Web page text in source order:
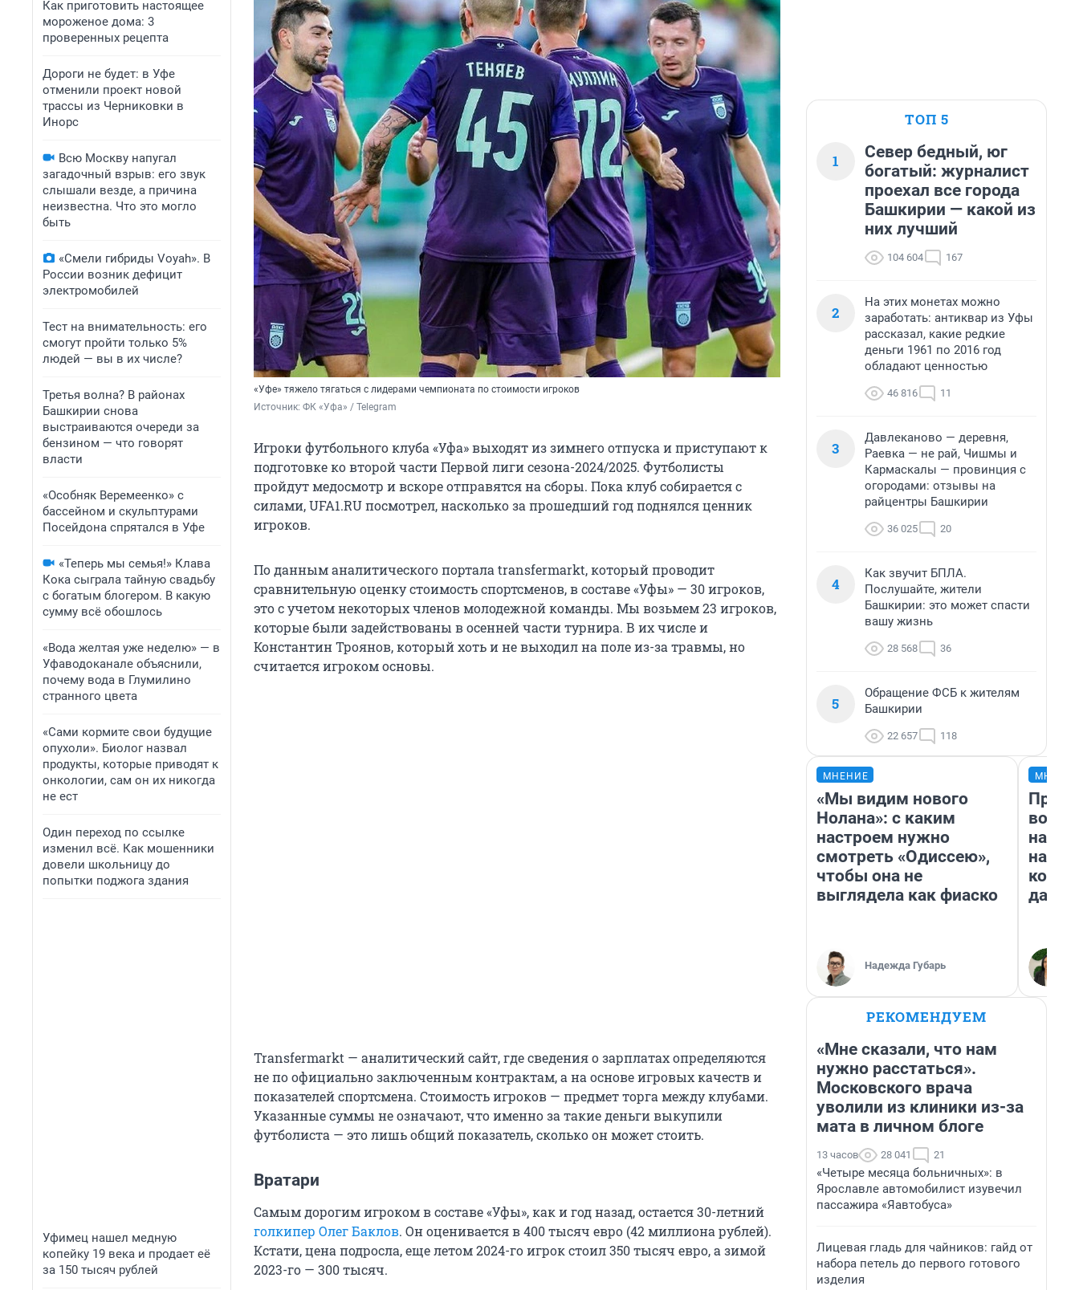
Как приготовить настоящее
мороженое дома: 3
проверенных рецепта
Дороги не будет: в Уфе
отменили проект новой
трассы из Черниковки в
Инорс
Всю Москву напугал
загадочный взрыв: его звук
слышали везде, а причина
неизвестна. Что это могло
быть
«Смели гибриды Voyah». В
России возник дефицит
электромобилей
Тест на внимательность: его
смогут пройти только 5%
людей — вы в их числе?
Третья волна? В районах
Башкирии снова
выстраиваются очереди за
бензином — что говорят
власти
«Особняк Веремеенко» с
бассейном и скульптурами
Посейдона спрятался в Уфе
«Теперь мы семья!» Клава
Кока сыграла тайную свадьбу
с богатым блогером. В какую
сумму всё обошлось
«Вода желтая уже неделю» — в
Уфаводоканале объяснили,
почему вода в Глумилино
странного цвета
«Сами кормите свои будущие
опухоли». Биолог назвал
продукты, которые приводят к
онкологии, сам он их никогда
не ест
Один переход по ссылке
изменил всё. Как мошенники
довели школьницу до
попытки поджога здания
Уфимец нашел медную
копейку 19 века и продает её
за 150 тысяч рублей
«Уфе» тяжело тягаться с лидерами чемпионата по стоимости игроков
Источник: ФК «Уфа» / Telegram
Игроки футбольного клуба «Уфа» выходят из зимнего отпуска и приступают к
подготовке ко второй части Первой лиги сезона-2024/2025. Футболисты
пройдут медосмотр и вскоре отправятся на сборы. Пока клуб собирается с
силами, UFA1.RU посмотрел, насколько за прошедший год поднялся ценник
игроков.
По данным аналитического портала transfermarkt, который проводит
сравнительную оценку стоимость спортсменов, в составе «Уфы» — 30 игроков,
это с учетом некоторых членов молодежной команды. Мы возьмем 23 игроков,
которые были задействованы в осенней части турнира. В их числе и
Константин Троянов, который хоть и не выходил на поле из-за травмы, но
считается игроком основы.
Transfermarkt — аналитический сайт, где сведения о зарплатах определяются
не по официально заключенным контрактам, а на основе игровых качеств и
показателей спортсмена. Стоимость игроков — предмет торга между клубами.
Указанные суммы не означают, что именно за такие деньги выкупили
футболиста — это лишь общий показатель, сколько он может стоить.
Вратари
Самым дорогим игроком в составе «Уфы», как и год назад, остается 30-летний
голкипер Олег Баклов. Он оценивается в 400 тысяч евро (42 миллиона рублей).
Кстати, цена подросла, еще летом 2024-го игрок стоил 350 тысяч евро, а зимой
2023-го — 300 тысяч.
ТОП 5
1
Север бедный, юг
богатый: журналист
проехал все города
Башкирии — какой из
них лучший
104 604 167
2
На этих монетах можно
заработать: антиквар из Уфы
рассказал, какие редкие
деньги 1961 по 2016 год
обладают ценностью
46 816 11
3
Давлеканово — деревня,
Раевка — не рай, Чишмы и
Кармаскалы — провинция с
огородами: отзывы на
райцентры Башкирии
36 025 20
4
Как звучит БПЛА.
Послушайте, жители
Башкирии: это может спасти
вашу жизнь
28 568 36
5
Обращение ФСБ к жителям
Башкирии
22 657 118
МНЕНИЕ
«Мы видим нового
Нолана»: с каким
настроем нужно
смотреть «Одиссею»,
чтобы она не
выглядела как фиаско
Надежда Губарь
нам
даже
РЕКОМЕНДУЕМ
«Мне сказали, что нам
нужно расстаться».
Московского врача
уволили из клиники из-за
мата в личном блоге
13 часов 28 041 21
«Четыре месяца больничных»: в
Ярославле автомобилист изувечил
пассажира «Яавтобуса»
Лицевая гладь для чайников: гайд от
набора петель до первого готового
изделия